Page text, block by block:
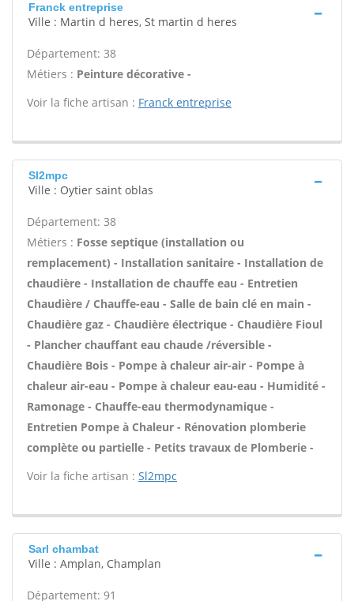
Franck entreprise
Ville : Martin d heres, St martin d heres
Département: 38
Métiers : Peinture décorative -
Voir la fiche artisan : Franck entreprise
Sl2mpc
Ville : Oytier saint oblas
Département: 38
Métiers : Fosse septique (installation ou
remplacement) - Installation sanitaire - Installation de
chaudière - Installation de chauffe eau - Entretien
Chaudière / Chauffe-eau - Salle de bain clé en main -
Chaudière gaz - Chaudière électrique - Chaudière Fioul
- Plancher chauffant eau chaude /réversible -
Chaudière Bois - Pompe à chaleur air-air - Pompe à
chaleur air-eau - Pompe à chaleur eau-eau - Humidité -
Ramonage - Chauffe-eau thermodynamique -
Entretien Pompe à Chaleur - Rénovation plomberie
complète ou partielle - Petits travaux de Plomberie -
Voir la fiche artisan : Sl2mpc
Sarl chambat
Ville : Amplan, Champlan
Département: 91